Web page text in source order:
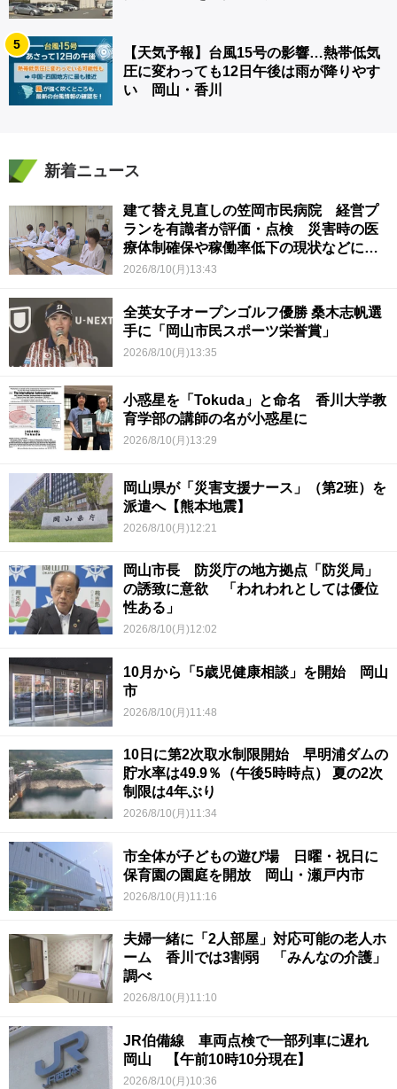
5
【天気予報】台風15号の影響…熱帯低気
圧に変わっても12日午後は雨が降りやす
い 岡山・香川
新着ニュース
建て替え見直しの笠岡市民病院 経営プ
ランを有識者が評価・点検 災害時の医
療体制確保や稼働率低下の現状などに意
見 岡山
2026/8/10(月)13:43
全英女子オープンゴルフ優勝 桑木志帆選
手に「岡山市民スポーツ栄誉賞」
2026/8/10(月)13:35
小惑星を「Tokuda」と命名 香川大学教
育学部の講師の名が小惑星に
2026/8/10(月)13:29
岡山県が「災害支援ナース」（第2班）を
派遣へ【熊本地震】
2026/8/10(月)12:21
岡山市長 防災庁の地方拠点「防災局」
の誘致に意欲 「われわれとしては優位
性ある」
2026/8/10(月)12:02
10月から「5歳児健康相談」を開始 岡山
市
2026/8/10(月)11:48
10日に第2次取水制限開始 早明浦ダムの
貯水率は49.9％（午後5時時点） 夏の2次
制限は4年ぶり
2026/8/10(月)11:34
市全体が子どもの遊び場 日曜・祝日に
保育園の園庭を開放 岡山・瀬戸内市
2026/8/10(月)11:16
夫婦一緒に「2人部屋」対応可能の老人ホ
ーム 香川では3割弱 「みんなの介護」
調べ
2026/8/10(月)11:10
JR伯備線 車両点検で一部列車に遅れ
岡山 【午前10時10分現在】
2026/8/10(月)10:36